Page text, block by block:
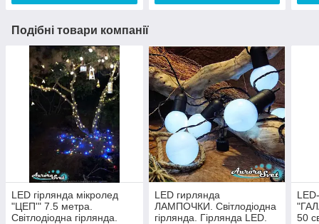
Подібні товари компанії
LED гірлянда мікролед
"ЦЕП'" 7.5 метра.
Світлодіодна гірлянда.
LED гирлянда
ЛАМПОЧКИ. Світлодіодна
гірлянда. Гірлянда LED.
50